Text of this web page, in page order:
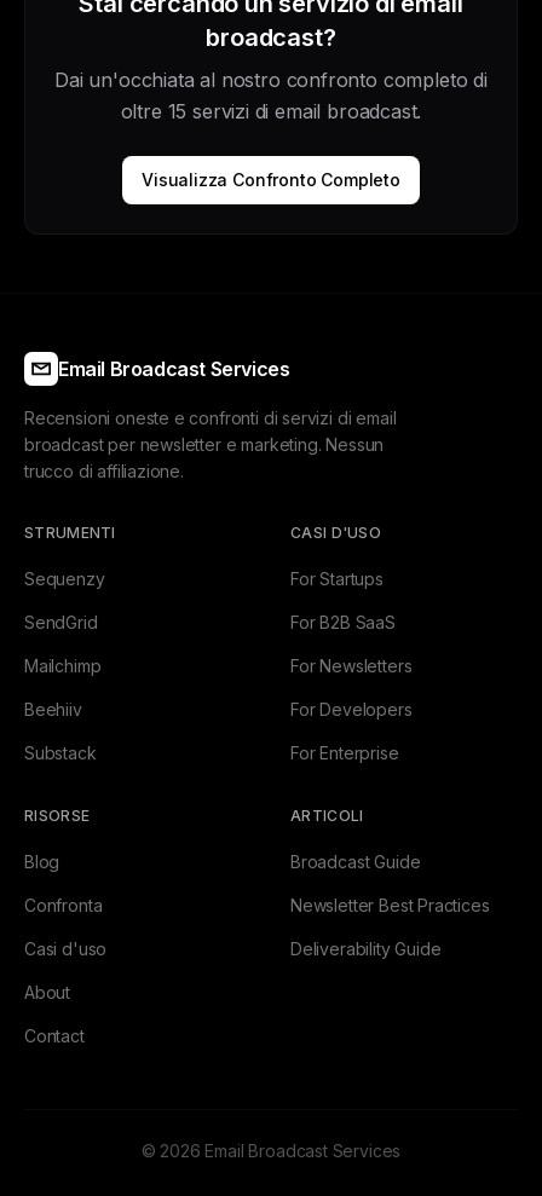
broadcast?
Dai un'occhiata al nostro confronto completo di
oltre 15 servizi di email broadcast.
Visualizza Confronto Completo
Email Broadcast Services
Recensioni oneste e confronti di servizi di email
broadcast per newsletter e marketing. Nessun
trucco di affiliazione.
STRUMENTI
Sequenzy
SendGrid
Mailchimp
Beehiiv
Substack
CASI D'USO
For Startups
For B2B SaaS
For Newsletters
For Developers
For Enterprise
RISORSE
Blog
Confronta
Casi d'uso
About
Contact
ARTICOLI
Broadcast Guide
Newsletter Best Practices
Deliverability Guide
© 2026 Email Broadcast Services